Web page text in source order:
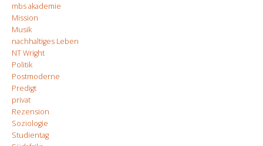
mbs akademie
Mission
Musik
nachhaltiges Leben
NT Wright
Politik
Postmoderne
Predigt
privat
Rezension
Soziologie
Studientag